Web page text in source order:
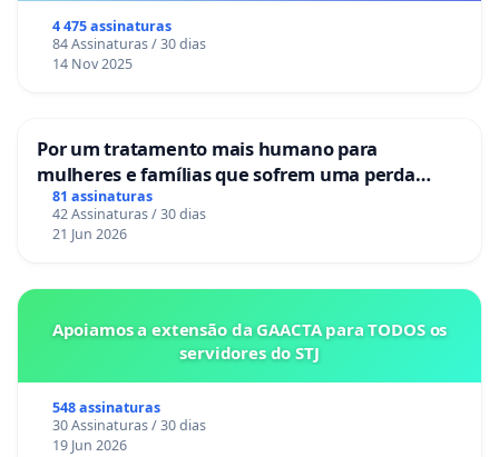
4 475 assinaturas
84 Assinaturas / 30 dias
14 Nov 2025
Por um tratamento mais humano para
mulheres e famílias que sofrem uma perda
gestacional nos hospitais portugueses
81 assinaturas
42 Assinaturas / 30 dias
21 Jun 2026
Apoiamos a extensão da GAACTA para TODOS os
servidores do STJ
548 assinaturas
30 Assinaturas / 30 dias
19 Jun 2026